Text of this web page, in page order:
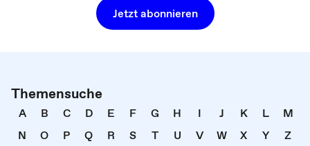
Jetzt abonnieren
Themensuche
A B C D E F G H I J K L
M
N
O P Q R S T U V W X Y
Z